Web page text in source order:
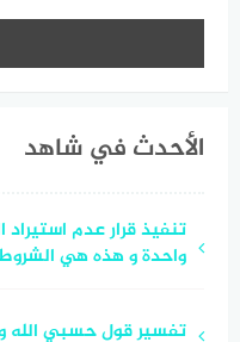
الأحدث في شاهد
تنفيذ قرار عدم استيراد
واحدة و هذه هي
تفسير قول حسبي الله